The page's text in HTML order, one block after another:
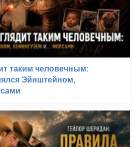
таким человечным:
Эйнштейном,